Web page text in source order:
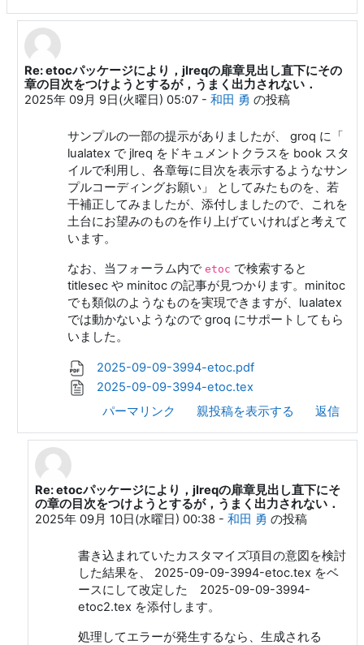
Shiny Mt.Fuji への返信
Re: etocパッケージにより，jlreqの扉章見出し直下にその
章の目次をつけようとするが，うまく出力されない．
2025年 09月 9日(火曜日) 05:07- 和田 勇 の投稿
サンプルの一部の提示がありましたが、 groq に「
lualatex で jlreq をドキュメントクラスを book スタ
イルで利用し、各章毎に目次を表示するようなサン
プルコーディングお願い」 としてみたものを、若
干補正してみましたが、添付しましたので、これを
土台にお望みのものを作り上げていければと考えて
います。
なお、当フォーラム内で etoc で検索すると
titlesec や minitoc の記事が見つかります。minitoc
でも類似のようなものを実現できますが、lualatex
では動かないようなので groq にサポートしてもら
いました。
2025-09-09-3994-etoc.pdf
2025-09-09-3994-etoc.tex
パーマリンク
親投稿を表示する 返信
和田 勇 への返信
Re: etocパッケージにより，jlreqの扉章見出し直下にそ
の章の目次をつけようとするが，うまく出力されない．
2025年 09月 10日(水曜日) 00:38 - 和田 勇 の投稿
書き込まれていたカスタマイズ項目の意図を検討
した結果を、 2025-09-09-3994-etoc.tex をベ
ースにして改定した 2025-09-09-3994-
etoc2.tex を添付します。
処理してエラーが発生するなら、生成される